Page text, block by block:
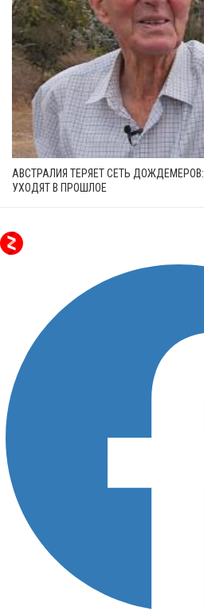
АВСТРАЛИЯ ТЕРЯЕТ СЕТЬ
УХОДЯТ В ПРОШЛОЕ